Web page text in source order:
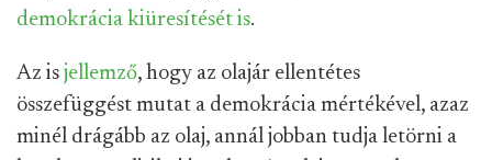
demokrácia kiüresítését is.
Az is jellemző, hogy az olajár ellentétes
összefüggést mutat a demokrácia mértékével, azaz
minél drágább az olaj, annál jobban tudja letörni a